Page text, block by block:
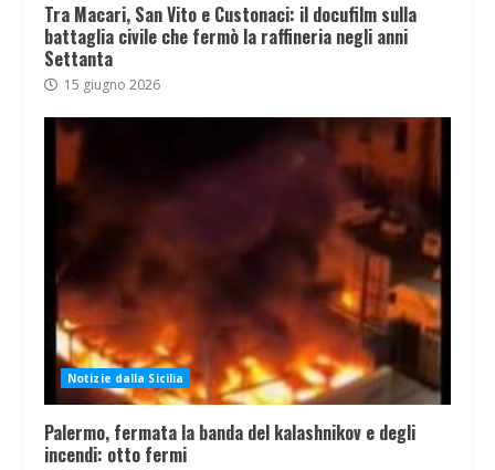
Tra Macari, San Vito e Custonaci: il docufilm sulla
battaglia civile che fermò la raffineria negli anni
Settanta
15 giugno 2026
Notizie dalla Sicilia
Palermo, fermata la banda del kalashnikov e degli
incendi: otto fermi